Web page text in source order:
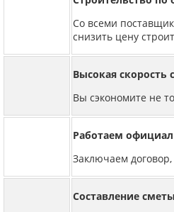
Со всеми
снизить цену
Высокая скорость
Вы сэкономите не
Работаем
Заключаем
Составление